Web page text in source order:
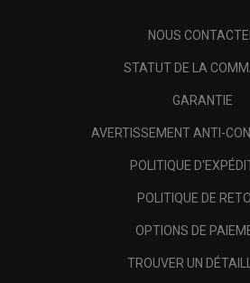
NOUS
STATUT DE LA
GARANTIE
AVERTISSEMENT ANTI-
POLITIQUE
POLITIQUE DE
OPTIONS DE
TROUVER UN